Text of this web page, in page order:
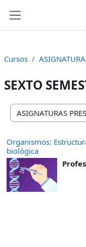
Cursos
SEXTO
Categorías
Organismos:
biológica